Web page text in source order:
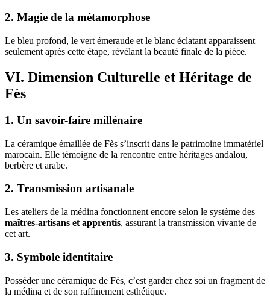
2. Magie de la métamorphose
Le bleu profond, le vert émeraude et le blanc éclatant apparaissent
seulement après cette étape, révélant la beauté finale de la pièce.
VI. Dimension Culturelle et Héritage de
Fès
1. Un savoir-faire millénaire
La céramique émaillée de Fès s’inscrit dans le patrimoine immatériel
marocain. Elle témoigne de la rencontre entre héritages andalou,
berbère et arabe.
2. Transmission artisanale
Les ateliers de la médina fonctionnent encore selon le système des
maîtres-artisans et apprentis, assurant la transmission vivante de
cet art.
3. Symbole identitaire
Posséder une céramique de Fès, c’est garder chez soi un fragment de
la médina et de son raffinement esthétique.